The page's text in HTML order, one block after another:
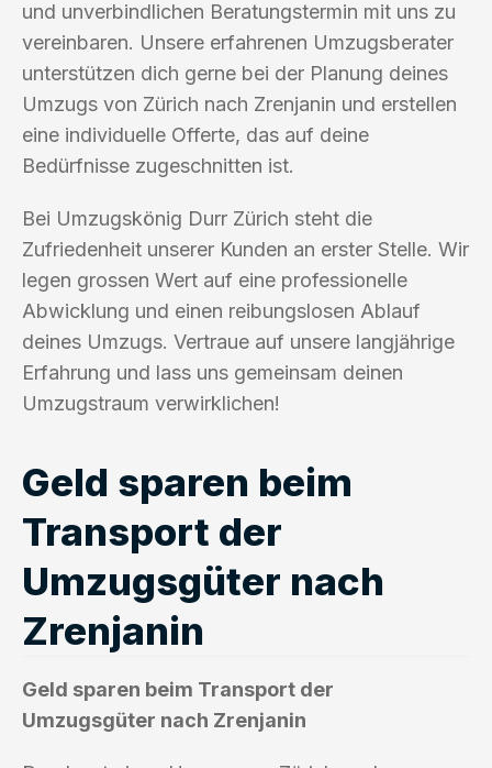
und unverbindlichen Beratungstermin mit uns zu
vereinbaren. Unsere erfahrenen Umzugsberater
unterstützen dich gerne bei der Planung deines
Umzugs von Zürich nach Zrenjanin und erstellen
eine individuelle Offerte, das auf deine
Bedürfnisse zugeschnitten ist.
Bei Umzugskönig Durr Zürich steht die
Zufriedenheit unserer Kunden an erster Stelle. Wir
legen grossen Wert auf eine professionelle
Abwicklung und einen reibungslosen Ablauf
deines Umzugs. Vertraue auf unsere langjährige
Erfahrung und lass uns gemeinsam deinen
Umzugstraum verwirklichen!
Geld sparen beim
Transport der
Umzugsgüter nach
Zrenjanin
Geld sparen beim Transport der
Umzugsgüter nach Zrenjanin